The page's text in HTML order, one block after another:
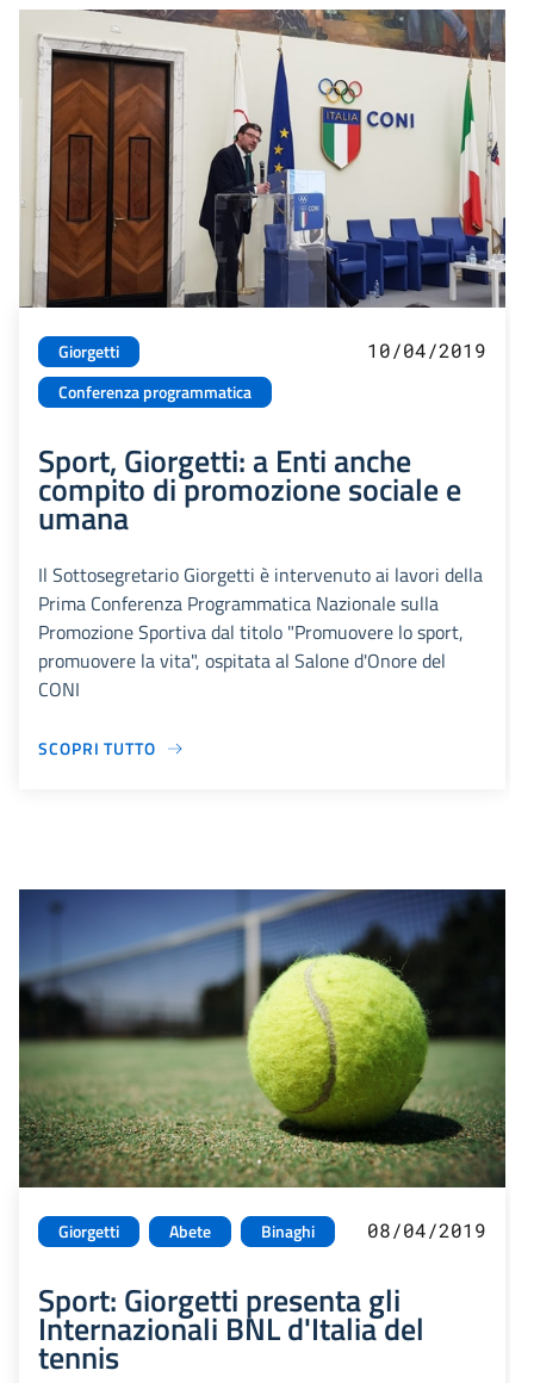
Giorgetti
Conferenza programmatica
10/04/2019
Sport, Giorgetti: a Enti anche
compito di promozione sociale e
umana
Il Sottosegretario Giorgetti è intervenuto ai lavori della
Prima Conferenza Programmatica Nazionale sulla
Promozione Sportiva dal titolo "Promuovere lo sport,
promuovere la vita", ospitata al Salone d'Onore del
CONI
SCOPRI TUTTO
Giorgetti Abete Binaghi 08/04/2019
Sport: Giorgetti presenta gli
Internazionali BNL d'Italia del
tennis